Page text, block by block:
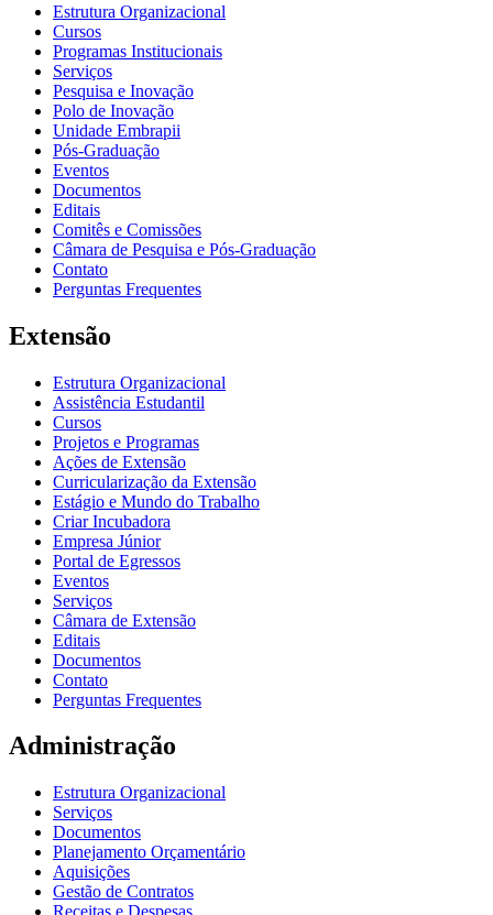
Estrutura Organizacional
Cursos
Programas Institucionais
Serviços
Pesquisa e Inovação
Polo de Inovação
Unidade Embrapii
Pós-Graduação
Eventos
Documentos
Editais
Comitês e Comissões
Câmara de Pesquisa e Pós-Graduação
Contato
Perguntas Frequentes
Extensão
Estrutura Organizacional
Assistência Estudantil
Cursos
Projetos e Programas
Ações de Extensão
Curricularização da Extensão
Estágio e Mundo do Trabalho
Criar Incubadora
Empresa Júnior
Portal de Egressos
Eventos
Serviços
Câmara de Extensão
Editais
Documentos
Contato
Perguntas Frequentes
Administração
Estrutura Organizacional
Serviços
Documentos
Planejamento Orçamentário
Aquisições
Gestão de Contratos